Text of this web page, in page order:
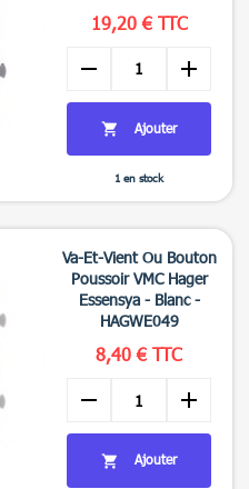
19,20 € TTC
remove add
 Ajouter
1 en stock
Va-Et-Vient Ou Bouton
Poussoir VMC Hager
Essensya - Blanc -
HAGWE049
8,40 € TTC
remove add
 Ajouter